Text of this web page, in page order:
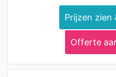
Prijzen zien
Offerte